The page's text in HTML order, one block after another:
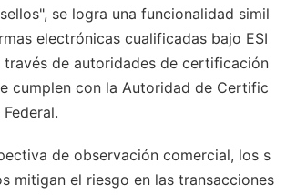
se logra una funcionalidad simil
electrónicas cualificadas bajo ESI
través de autoridades de certificación
cumplen con la Autoridad de Certific
de observación comercial, los s
mitigan el riesgo en las transacciones